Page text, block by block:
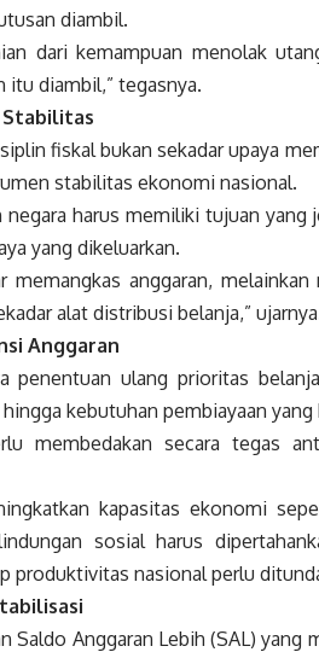
diambil.
dari kemampuan menolak
diambil,” tegasnya.
Stabilitas
fiskal bukan sekadar upaya
stabilitas ekonomi nasional.
harus memiliki tujuan yang
yang dikeluarkan.
memangkas anggaran,
alat distribusi belanja,”
Anggaran
penentuan ulang prioritas
kebutuhan pembiayaan yang
membedakan secara tegas
kapasitas ekonomi
sosial harus
produktivitas nasional perlu
Saldo Anggaran Lebih (SAL) yang